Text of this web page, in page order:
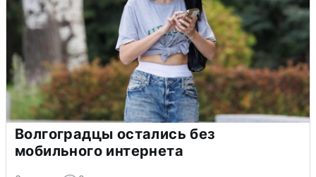
Волгоградцы остались без
мобильного интернета